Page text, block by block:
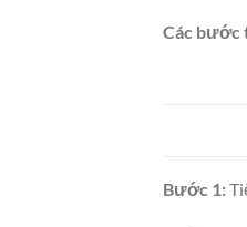
Các bước
Bước 1: